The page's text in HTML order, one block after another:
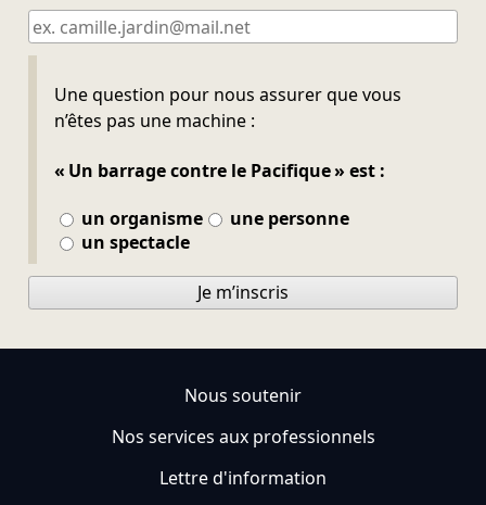
Une question pour nous assurer que vous
n’êtes pas une machine :
« Un barrage contre le Pacifique » est :
un organisme
une personne
un spectacle
Ne pas remplir
Je m’inscris
Nous soutenir
Nos services aux professionnels
Lettre d'information